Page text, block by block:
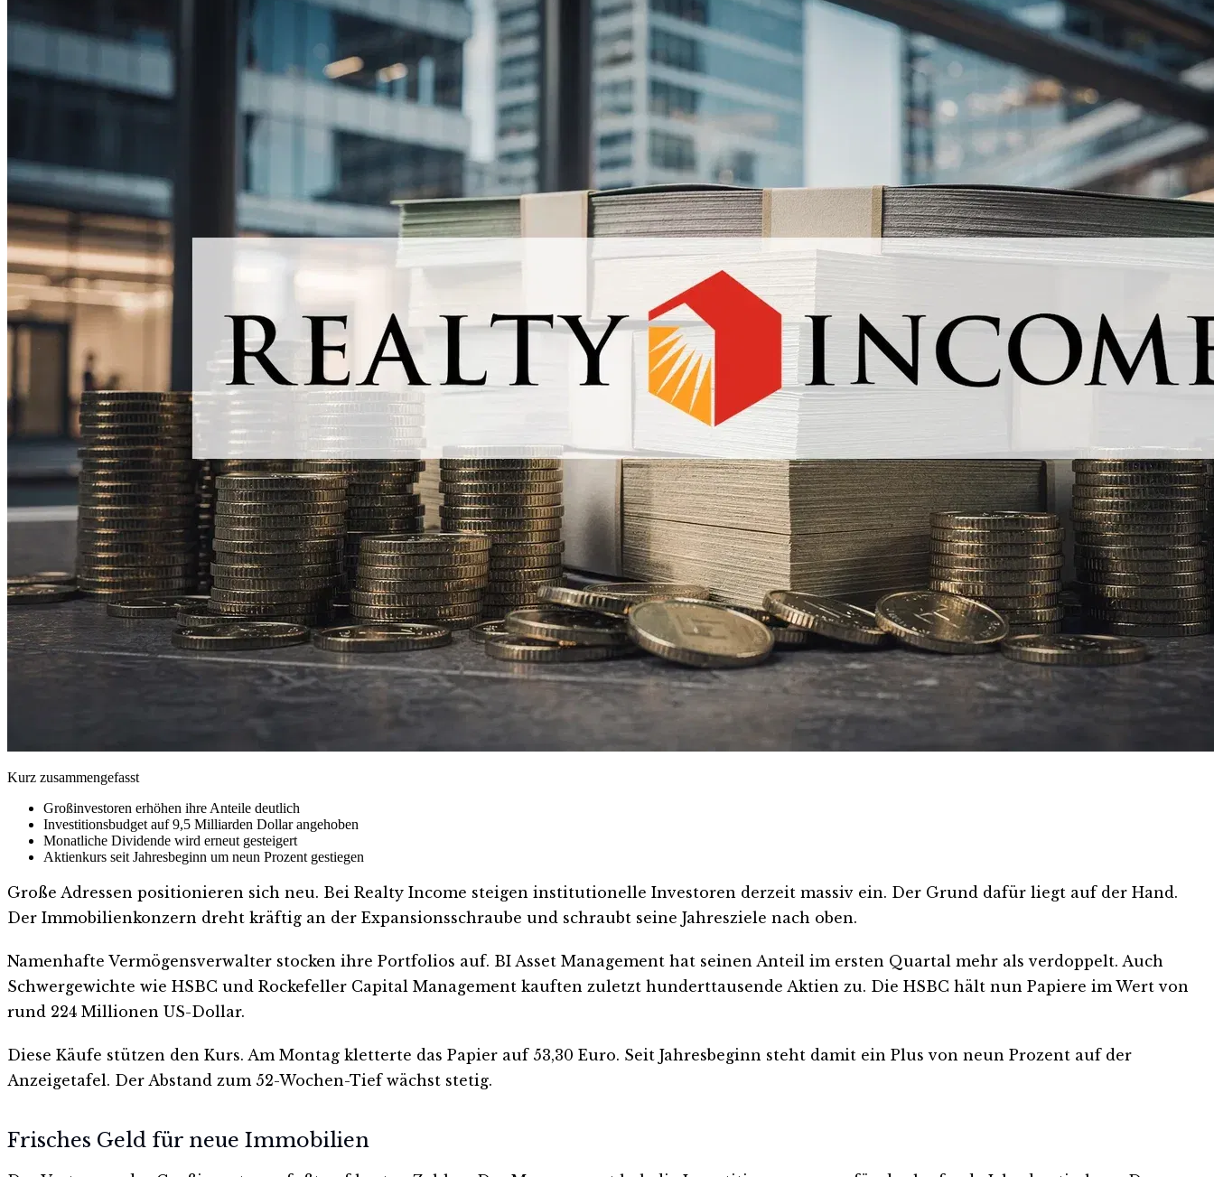
Kurz zusammengefasst
Großinvestoren erhöhen ihre Anteile deutlich
Investitionsbudget auf 9,5 Milliarden Dollar angehoben
Monatliche Dividende wird erneut gesteigert
Aktienkurs seit Jahresbeginn um neun Prozent gestiegen
Große Adressen positionieren sich neu. Bei Realty Income steigen institutionelle Investoren derzeit massiv ein. Der Grund dafür liegt auf der Hand.
Der Immobilienkonzern dreht kräftig an der Expansionsschraube und schraubt seine Jahresziele nach oben.
Namenhafte Vermögensverwalter stocken ihre Portfolios auf. BI Asset Management hat seinen Anteil im ersten Quartal mehr als verdoppelt. Auch
Schwergewichte wie HSBC und Rockefeller Capital Management kauften zuletzt hunderttausende Aktien zu. Die HSBC hält nun Papiere im Wert von
rund 224 Millionen US-Dollar.
Diese Käufe stützen den Kurs. Am Montag kletterte das Papier auf 53,30 Euro. Seit Jahresbeginn steht damit ein Plus von neun Prozent auf der
Anzeigetafel. Der Abstand zum 52-Wochen-Tief wächst stetig.
Frisches Geld für neue Immobilien